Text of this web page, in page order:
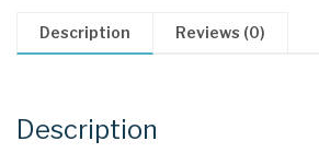
Description Reviews (0)
Description